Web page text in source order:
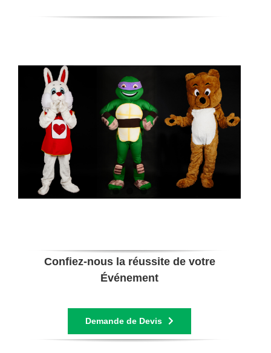
Confiez-nous la réussite de votre
Événement
Demande de Devis